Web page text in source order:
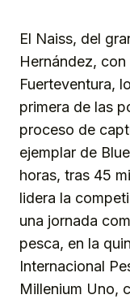
El Naiss, del
Hernández,
Fuerteventura,
primera de las
proceso de
ejemplar de
horas, tras 45
lidera la
una jornada
pesca, en la
Internacional
Millenium Uno,